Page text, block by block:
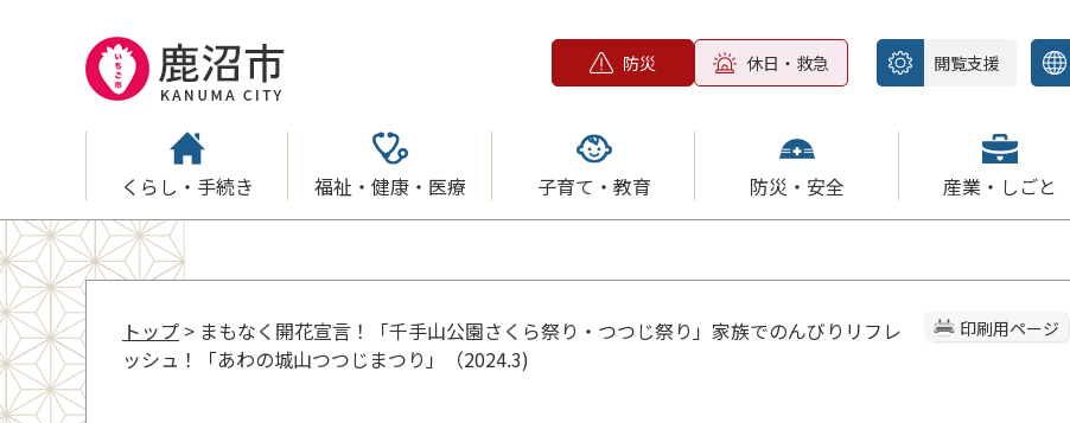
防災 休日・救急 閲覧支援
くらし・手続き 福祉・健康・医療 子育て・教育 防災・安全 産業・しごと
印刷用ページ
トップ > まもなく開花宣言！「千手山公園さくら祭り・つつじ祭り」家族でのんびりリフレ
ッシュ！「あわの城山つつじまつり」（2024.3)